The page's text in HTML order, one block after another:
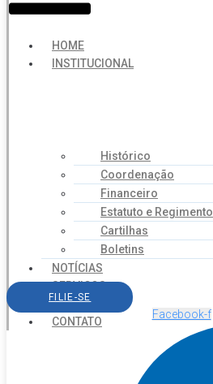
HOME
INSTITUCIONAL
Histórico
Coordenação
Financeiro
Estatuto e Regimento
Cartilhas
Boletins
NOTÍCIAS
SERVIÇOS
AGENDA
CONTATO
FILIE-SE
Facebook-f